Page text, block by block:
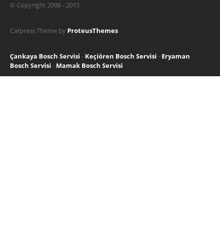
© Copyright 2006 - 2015
Carpress Theme by ProteusThemes
Çankaya Bosch Servisi - Keçiören Bosch Servisi - Eryaman
Bosch Servisi - Mamak Bosch Servisi